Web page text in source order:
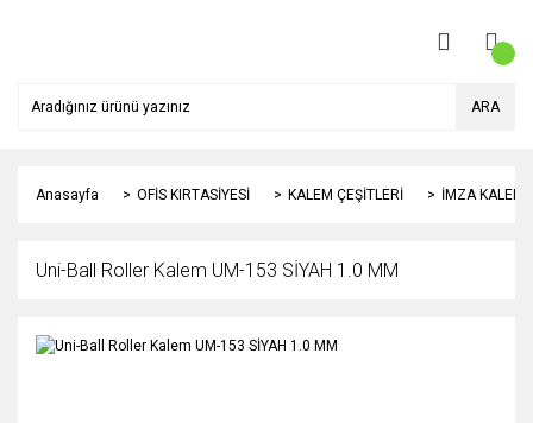
ARA
Anasayfa OFİS KIRTASİYESİ KALEM ÇEŞİTLERİ İMZA
Uni-Ball Roller Kalem UM-153 SİYAH 1.0 MM